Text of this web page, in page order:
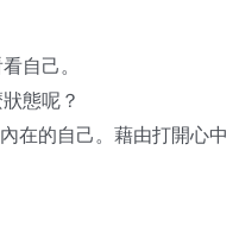
自己。
態呢？
在的自己 。藉由打開心中